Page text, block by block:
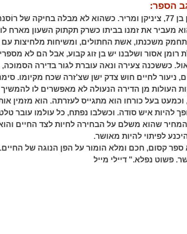
הספר:
צֶ'זַרֶה אַננציאטָה הוא אלמן בן 77, ציניקן ומריר. כשהוא לא מבלה בחיקה של
מעביר את זמנו בביתו כשרק תקתוק השעון מארח לו
משכנתו, אשת החתולים, ומשיחות מלחיצות עם
רומן אסור ושלבנו יש בן זוג קבוע, אבל הם לא
כששכנה צעירה ונאה עוברת לגור בדירה הסמוכה,
ניעור לחיים חוש צדק ישן שצ'זרה שכח מקיומו.
העולות מן הדירה הנעולה לא מאפשרים לו להמשיך
בעל כורחו הוא מתגייס לעזרתה. הוא מזמין
להיות איש סודה. וכשלבו נפתח, כל עולמו עובר
המחיר שהוא משלם על הבחירה לחיות לצד החיים
לפיתוי להיות מאושר.
ספר קסום, חכם ומלא הומור על הפן הנוגה של החיים.
פשוט נפלא." דיילי מייל